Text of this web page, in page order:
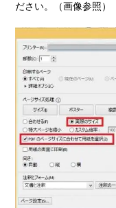
ださい。（画像参照）